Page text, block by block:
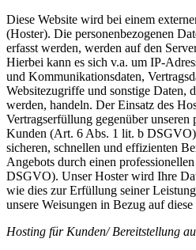
Diese Website wird bei einem
(Hoster). Die personenbezogenen
erfasst werden, werden auf den
Hierbei kann es sich v.a. um IP-
und Kommunikationsdaten,
Websitezugriffe und sonstige Daten,
werden, handeln. Der Einsatz des
Vertragserfüllung gegenüber unseren
Kunden (Art. 6 Abs. 1 lit. b DSGVO)
sicheren, schnellen und effizienten
Angebots durch einen
DSGVO). Unser Hoster wird Ihre
wie dies zur Erfüllung seiner
unsere Weisungen in Bezug auf
Hosting für Kunden/ Bereitstellung